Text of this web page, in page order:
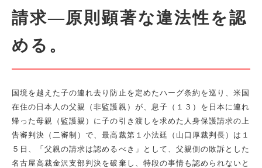
請求―原則顕著な違法性を認
める。
国境を越えた子の連れ去り防止を定めたハーグ条約を巡り、米国
在住の日本人の父親（非監護親）が、息子（１３）を日本に連れ
帰った母親（監護親）に子の引き渡しを求めた人身保護請求の上
告審判決（二審制）で、最高裁第１小法廷（山口厚裁判長）は１
５日、「父親の請求は認めるべき」として、父親側の敗訴とした
名古屋高裁金沢支部判決を破棄し、特段の事情も認められないと